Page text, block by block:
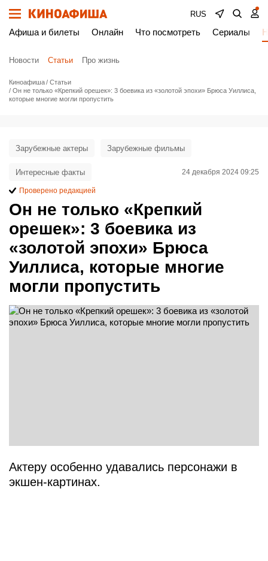
RUS
Афиша и билеты Онлайн Что посмотреть Сериалы
Новости Статьи Про жизнь
Киноафиша
Статьи
Он не только «Крепкий орешек»: 3 боевика из «золотой эпохи» Брюса Уиллиса,
которые многие могли пропустить
Он не только «Крепкий
орешек»: 3 боевика из
«золотой эпохи» Брюса
Уиллиса, которые многие
могли пропустить
Зарубежные актеры Зарубежные фильмы
Интересные факты 24 декабря 2024 09:25
Проверено редакцией
Актеру особенно удавались персонажи в
экшен-картинах.